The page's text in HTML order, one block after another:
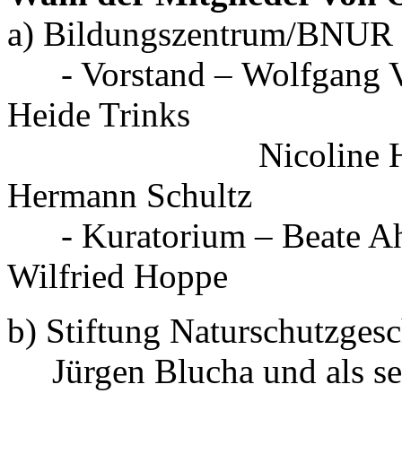
a) Bildungszentrum/BNUR
- Vorstand – Wolfgang
Heide Trinks
Nicoline Henkel
Hermann Schultz
- Kuratorium – Beate
Wilfried Hoppe
b) Stiftung
Jürgen Blucha und als